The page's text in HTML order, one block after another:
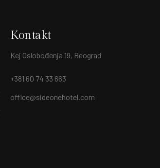
Kontakt
Kej Oslobođenja 19, Beograd
+381 60 74 33 663
office@sideonehotel.com